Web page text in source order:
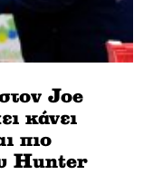
Joe
κάνει
πιο
Hunter